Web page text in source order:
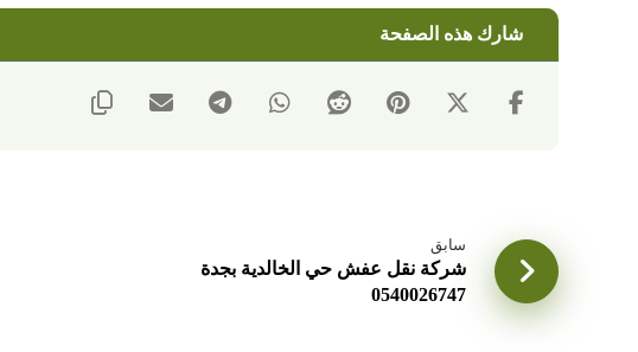
سابق
شركة نقل عفش حي الخالدية بجدة
0540026747